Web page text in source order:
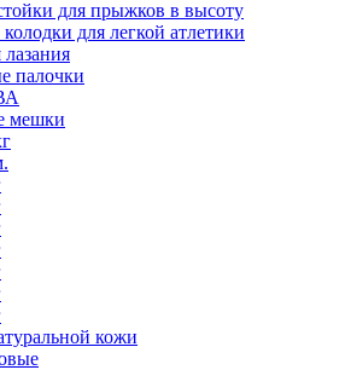
для прыжков в высоту
для легкой атлетики
палочки
мешки
кожи